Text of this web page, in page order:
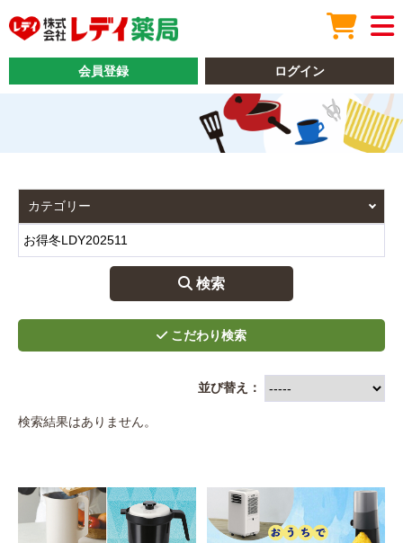
会員登録 ログイン
 検索
並び替え：
検索結果はありません。